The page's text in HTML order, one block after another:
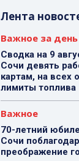
Лента
Важное за день
Сводка на 9
Сочи девять
картам, на всех
лимиты топлива
Важное
70-летний
Сочи
преображение